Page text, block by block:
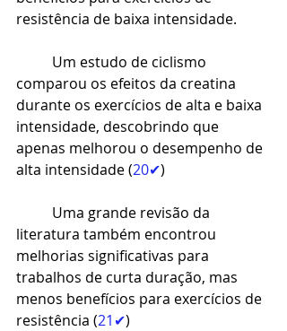
resistência de baixa intensidade.
Um estudo de ciclismo
comparou os efeitos da creatina
durante os exercícios de alta e baixa
intensidade, descobrindo que
apenas melhorou o desempenho de
alta intensidade (20✔)
Uma grande revisão da
literatura também encontrou
melhorias significativas para
trabalhos de curta duração, mas
menos benefícios para exercícios de
resistência (21✔)